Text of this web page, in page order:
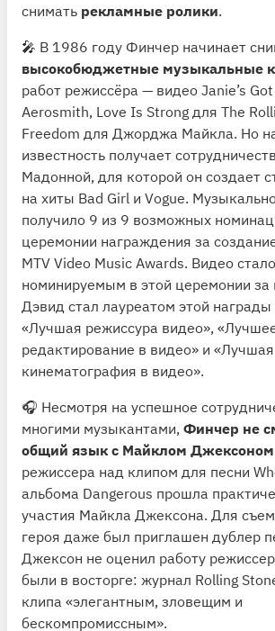
снимать рекламные ролики.
🎤 В 1986 году Финчер начинает
высокобюджетные музыкальные
работ режиссёра — видео Janie’s
Aerosmith, Love Is Strong для The
Freedom для Джорджа Майкла. Но
известность получает
Мадонной, для которой он создает
на хиты Bad Girl и Vogue.
получило 9 из 9 возможных
церемонии награждения за
MTV Video Music Awards. Видео
номинируемым в этой церемонии за
Дэвид стал лауреатом этой
«Лучшая режиссура видео»,
редактирование в видео» и «Лучшая
кинематография в видео».
🎧 Несмотря на успешное
многими музыкантами, Финчер не
общий язык с Майклом Джексоном
режиссера над клипом для песни
альбома Dangerous прошла
участия Майкла Джексона. Для
героя даже был приглашен дублер
Джексон не оценил работу
были в восторге: журнал Rolling
клипа «элегантным, зловещим и
бескомпромиссным».